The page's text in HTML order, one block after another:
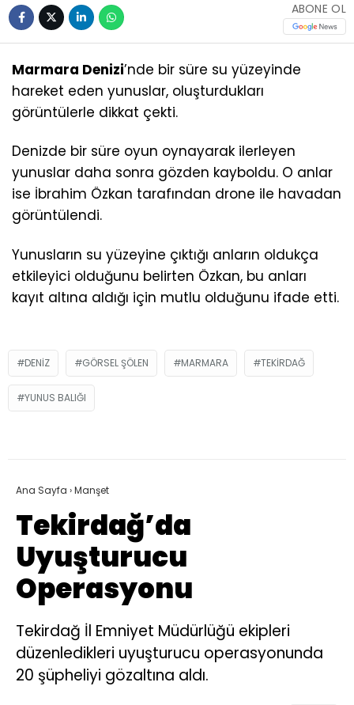
ABONE OL
Marmara Denizi’nde bir süre su yüzeyinde
hareket eden yunuslar, oluşturdukları
görüntülerle dikkat çekti.
Denizde bir süre oyun oynayarak ilerleyen
yunuslar daha sonra gözden kayboldu. O anlar
ise İbrahim Özkan tarafından drone ile havadan
görüntülendi.
Yunusların su yüzeyine çıktığı anların oldukça
etkileyici olduğunu belirten Özkan, bu anları
kayıt altına aldığı için mutlu olduğunu ifade etti.
DENIZ GÖRSEL ŞÖLEN MARMARA TEKIRDAĞ
YUNUS BALIĞI
Ana Sayfa ›Manşet
Tekirdağ’da
Uyuşturucu
Operasyonu
Tekirdağ İl Emniyet Müdürlüğü ekipleri
düzenledikleri uyuşturucu operasyonunda
20 şüpheliyi gözaltına aldı.